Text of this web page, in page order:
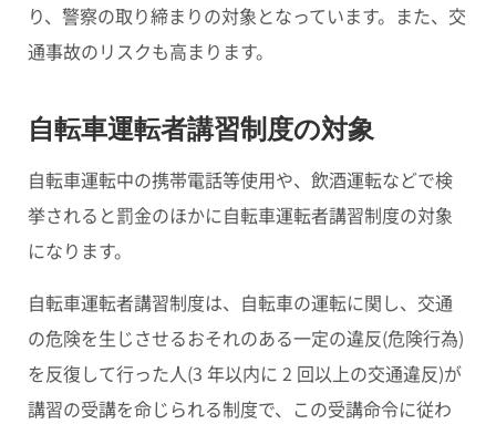
り、警察の取り締まりの対象となっています。また、交
通事故のリスクも高まります。
自転車運転者講習制度の対象
自転車運転中の携帯電話等使用や、飲酒運転などで検
挙されると罰金のほかに自転車運転者講習制度の対象
になります。
自転車運転者講習制度は、自転車の運転に関し、交通
の危険を生じさせるおそれのある一定の違反(危険行為)
を反復して行った人(3 年以内に 2 回以上の交通違反)が
講習の受講を命じられる制度で、この受講命令に従わ